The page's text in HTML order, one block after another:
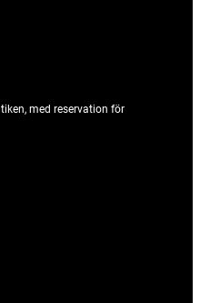
med reservation för